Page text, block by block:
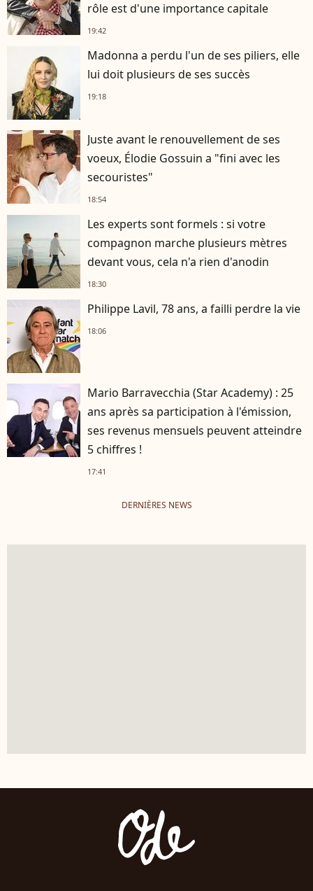
rôle est d'une importance capitale
19:42
Madonna a perdu l'un de ses piliers, elle
lui doit plusieurs de ses succès
19:18
Juste avant le renouvellement de ses
voeux, Élodie Gossuin a "fini avec les
secouristes"
18:54
Les experts sont formels : si votre
compagnon marche plusieurs mètres
devant vous, cela n'a rien d'anodin
18:30
Philippe Lavil, 78 ans, a failli perdre la vie
18:06
Mario Barravecchia (Star Academy) : 25
ans après sa participation à l'émission,
ses revenus mensuels peuvent atteindre
5 chiffres !
17:41
DERNIÈRES NEWS